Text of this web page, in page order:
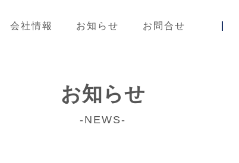
会社情報 お知らせ お問合せ
お知らせ
-NEWS-